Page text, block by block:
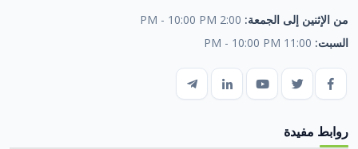
من الإثنين إلى الجمعة: 2:00 PM - 10:00 PM
السبت: 11:00 PM - 10:00 PM
روابط مفيدة